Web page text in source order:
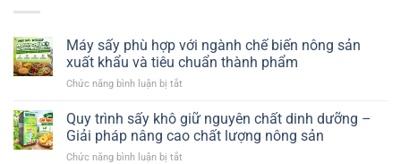
Máy sấy phù hợp với ngành chế biến nông sản
xuất khẩu và tiêu chuẩn thành phẩm
Chức năng bình luận bị tắt
sấy
phù
hợp
Quy trình sấy khô giữ nguyên chất dinh dưỡng –
Giải pháp nâng cao chất lượng nông sản
Chức năng bình luận bị tắt